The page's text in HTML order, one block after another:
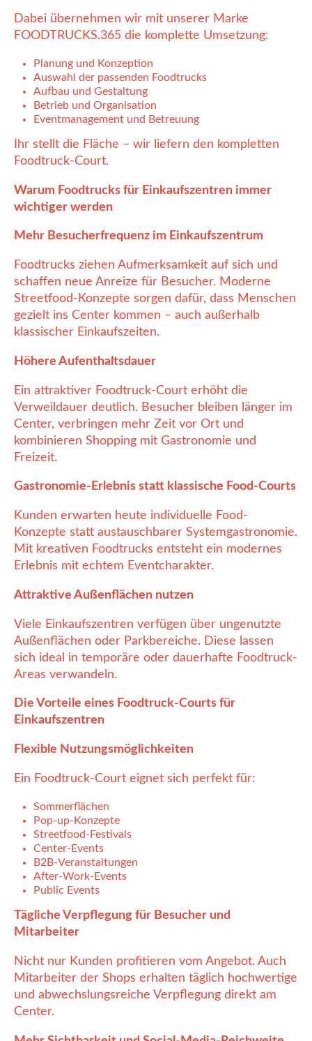
Dabei übernehmen wir mit unserer Marke
FOODTRUCKS.365 die komplette Umsetzung:
Planung und Konzeption
Auswahl der passenden Foodtrucks
Aufbau und Gestaltung
Betrieb und Organisation
Eventmanagement und Betreuung
Ihr stellt die Fläche – wir liefern den kompletten
Foodtruck-Court.
Warum Foodtrucks für Einkaufszentren immer
wichtiger werden
Mehr Besucherfrequenz im Einkaufszentrum
Foodtrucks ziehen Aufmerksamkeit auf sich und
schaffen neue Anreize für Besucher. Moderne
Streetfood-Konzepte sorgen dafür, dass Menschen
gezielt ins Center kommen – auch außerhalb
klassischer Einkaufszeiten.
Höhere Aufenthaltsdauer
Ein attraktiver Foodtruck-Court erhöht die
Verweildauer deutlich. Besucher bleiben länger im
Center, verbringen mehr Zeit vor Ort und
kombinieren Shopping mit Gastronomie und
Freizeit.
Gastronomie-Erlebnis statt klassische Food-Courts
Kunden erwarten heute individuelle Food-
Konzepte statt austauschbarer Systemgastronomie.
Mit kreativen Foodtrucks entsteht ein modernes
Erlebnis mit echtem Eventcharakter.
Attraktive Außenflächen nutzen
Viele Einkaufszentren verfügen über ungenutzte
Außenflächen oder Parkbereiche. Diese lassen
sich ideal in temporäre oder dauerhafte Foodtruck-
Areas verwandeln.
Die Vorteile eines Foodtruck-Courts für
Einkaufszentren
Flexible Nutzungsmöglichkeiten
Ein Foodtruck-Court eignet sich perfekt für:
Sommerflächen
Pop-up-Konzepte
Streetfood-Festivals
Center-Events
B2B-Veranstaltungen
After-Work-Events
Public Events
Tägliche Verpflegung für Besucher und
Mitarbeiter
Nicht nur Kunden profitieren vom Angebot. Auch
Mitarbeiter der Shops erhalten täglich hochwertige
und abwechslungsreiche Verpflegung direkt am
Center.